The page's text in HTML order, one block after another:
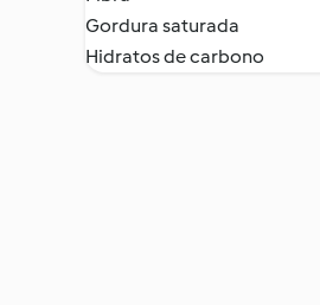
Gordura saturada
Hidratos de carbono